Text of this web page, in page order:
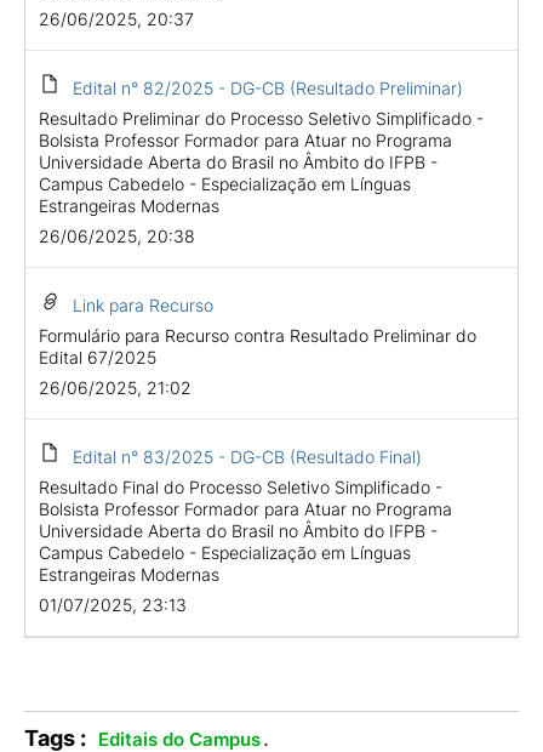
26/06/2025, 20:37
Edital n° 82/2025 - DG-CB (Resultado Preliminar)
Resultado Preliminar do Processo Seletivo Simplificado -
Bolsista Professor Formador para Atuar no Programa
Universidade Aberta do Brasil no Âmbito do IFPB -
Campus Cabedelo - Especialização em Línguas
Estrangeiras Modernas
26/06/2025, 20:38
Link para Recurso
Formulário para Recurso contra Resultado Preliminar do
Edital 67/2025
26/06/2025, 21:02
Edital n° 83/2025 - DG-CB (Resultado Final)
Resultado Final do Processo Seletivo Simplificado -
Bolsista Professor Formador para Atuar no Programa
Universidade Aberta do Brasil no Âmbito do IFPB -
Campus Cabedelo - Especialização em Línguas
Estrangeiras Modernas
01/07/2025, 23:13
Tags : Editais do Campus.